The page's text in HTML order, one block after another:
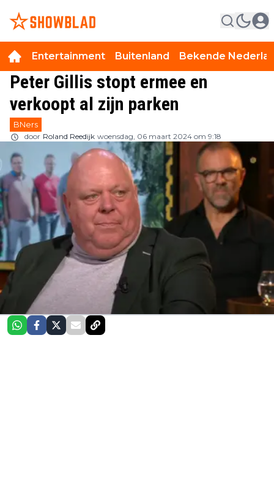
Entertainment Buitenland Bekende
Peter Gillis stopt ermee en
verkoopt al zijn parken
BNers
door Roland Reedijk woensdag, 06 maart 2024 om 9:18